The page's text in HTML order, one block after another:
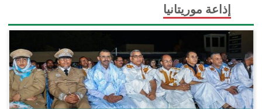
إذاعة موريتانيا